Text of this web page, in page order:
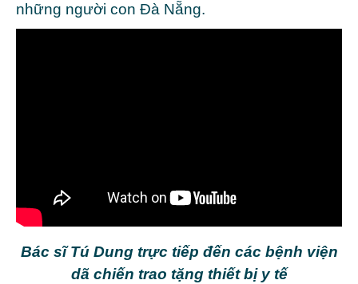
những người con Đà Nẵng.
Bác sĩ Tú Dung trực tiếp đến các bệnh viện
dã chiến trao tặng thiết bị y tế